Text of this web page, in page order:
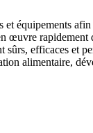
et équipements
œuvre
sûrs, efficaces et
alimentaire,